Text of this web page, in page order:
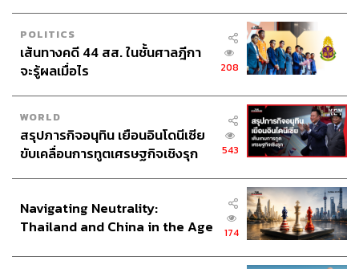
POLITICS
เส้นทางคดี 44 สส. ในชั้นศาลฎีกา
จะรู้ผลเมื่อไร
208
WORLD
สรุปภารกิจอนุทิน เยือนอินโดนีเซีย
ขับเคลื่อนการทูตเศรษฐกิจเชิงรุก
543
Navigating Neutrality:
Thailand and China in the Age
174